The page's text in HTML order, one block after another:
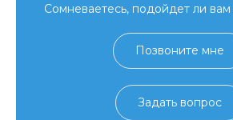
Сомневаетесь, подойдет ли вам
Позвоните мне
Задать вопрос